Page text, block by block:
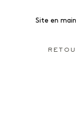
Site en